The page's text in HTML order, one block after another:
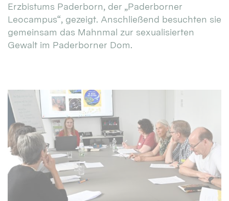
Erzbistums Paderborn, der „Paderborner
Leocampus“, gezeigt. Anschließend besuchten sie
gemeinsam das Mahnmal zur sexualisierten
Gewalt im Paderborner Dom.